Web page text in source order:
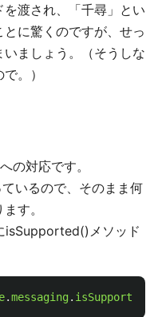
渡され、「千尋」とい
に驚くのですが、せっ
ましょう。（そうしな
。）
の対応です。
ているので、そのまま何
す。
isSupported()メソッド
.messaging. isSupported